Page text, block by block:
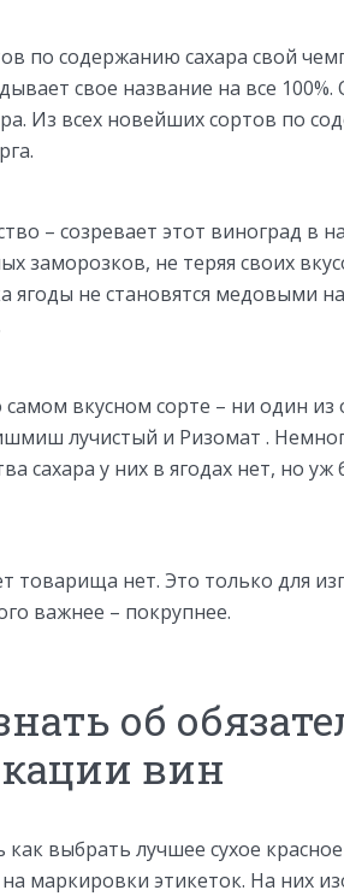
по содержанию сахара свой
свое название на все
Из всех новейших сортов по
– созревает этот виноград в
заморозков, не теряя своих
ягоды не становятся медовыми
самом вкусном сорте – ни один
лучистый и Ризомат .
сахара у них в ягодах нет, но
товарища нет. Это только для
важнее – покрупнее.
об
вин
выбрать лучшее сухое
маркировки этикеток. На них